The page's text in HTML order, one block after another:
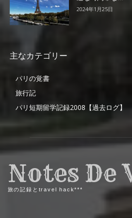
2024年1月25日
主なカテゴリー
パリの覚書
旅行記
パリ短期留学記録2008【過去ログ】
Notes De
旅の記録とtravel hack***